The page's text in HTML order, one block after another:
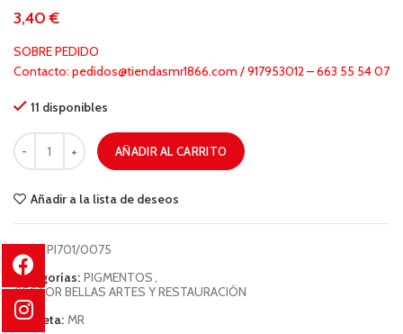
€
SOBRE PEDIDO
Contacto: pedidos@tiendasmr1866.com / 917953012 – 663 55 54 07
11 disponibles
AÑADIR AL CARRITO
Añadir a la lista de deseos
COD:PI701/0075
Categorías: PIGMENTOS,
SECTOR BELLAS ARTES Y RESTAURACIÓN
Etiqueta: MR